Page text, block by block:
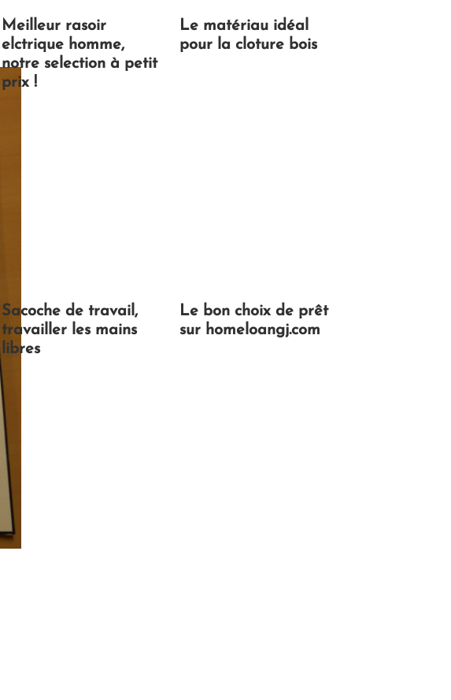
Meilleur rasoir
elctrique homme,
notre selection à petit
prix !
Le matériau idéal
pour la cloture bois
Sacoche de travail,
travailler les mains
libres
Le bon choix de prêt
sur homeloangj.com